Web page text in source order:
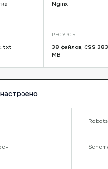
Nginx
РЕСУРСЫ
38 файлов, CSS
MB